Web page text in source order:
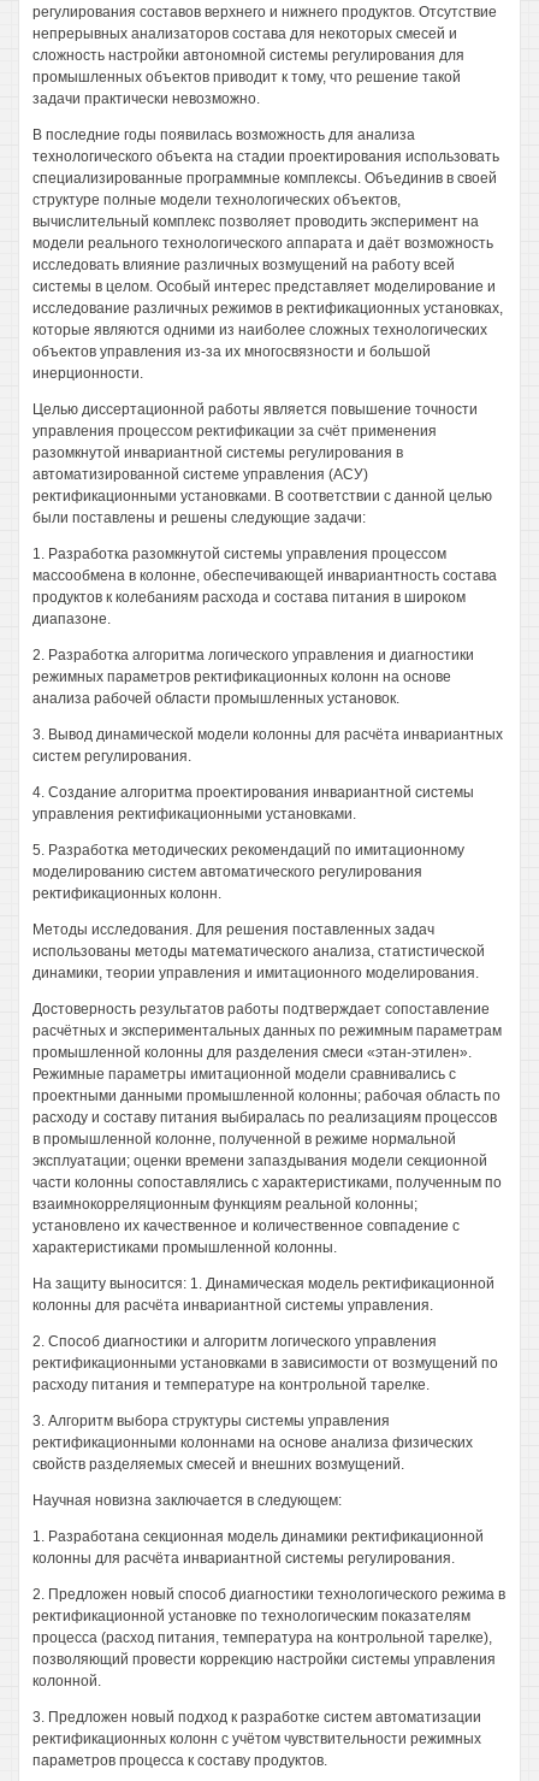
регулирования составов верхнего и нижнего продуктов. Отсутствие
непрерывных анализаторов состава для некоторых смесей и
сложность настройки автономной системы регулирования для
промышленных объектов приводит к тому, что решение такой
задачи практически невозможно.
В последние годы появилась возможность для анализа
технологического объекта на стадии проектирования использовать
специализированные программные комплексы. Объединив в своей
структуре полные модели технологических объектов,
вычислительный комплекс позволяет проводить эксперимент на
модели реального технологического аппарата и даёт возможность
исследовать влияние различных возмущений на работу всей
системы в целом. Особый интерес представляет моделирование и
исследование различных режимов в ректификационных установках,
которые являются одними из наиболее сложных технологических
объектов управления из-за их многосвязности и большой
инерционности.
Целью диссертационной работы является повышение точности
управления процессом ректификации за счёт применения
разомкнутой инвариантной системы регулирования в
автоматизированной системе управления (АСУ)
ректификационными установками. В соответствии с данной целью
были поставлены и решены следующие задачи:
1. Разработка разомкнутой системы управления процессом
массообмена в колонне, обеспечивающей инвариантность состава
продуктов к колебаниям расхода и состава питания в широком
диапазоне.
2. Разработка алгоритма логического управления и диагностики
режимных параметров ректификационных колонн на основе
анализа рабочей области промышленных установок.
3. Вывод динамической модели колонны для расчёта инвариантных
систем регулирования.
4. Создание алгоритма проектирования инвариантной системы
управления ректификационными установками.
5. Разработка методических рекомендаций по имитационному
моделированию систем автоматического регулирования
ректификационных колонн.
Методы исследования. Для решения поставленных задач
использованы методы математического анализа, статистической
динамики, теории управления и имитационного моделирования.
Достоверность результатов работы подтверждает сопоставление
расчётных и экспериментальных данных по режимным параметрам
промышленной колонны для разделения смеси «этан-этилен».
Режимные параметры имитационной модели сравнивались с
проектными данными промышленной колонны; рабочая область по
расходу и составу питания выбиралась по реализациям процессов
в промышленной колонне, полученной в режиме нормальной
эксплуатации; оценки времени запаздывания модели секционной
части колонны сопоставлялись с характеристиками, полученным по
взаимнокорреляционным функциям реальной колонны;
установлено их качественное и количественное совпадение с
характеристиками промышленной колонны.
На защиту выносится: 1. Динамическая модель ректификационной
колонны для расчёта инвариантной системы управления.
2. Способ диагностики и алгоритм логического управления
ректификационными установками в зависимости от возмущений по
расходу питания и температуре на контрольной тарелке.
3. Алгоритм выбора структуры системы управления
ректификационными колоннами на основе анализа физических
свойств разделяемых смесей и внешних возмущений.
Научная новизна заключается в следующем:
1. Разработана секционная модель динамики ректификационной
колонны для расчёта инвариантной системы регулирования.
2. Предложен новый способ диагностики технологического режима в
ректификационной установке по технологическим показателям
процесса (расход питания, температура на контрольной тарелке),
позволяющий провести коррекцию настройки системы управления
колонной.
3. Предложен новый подход к разработке систем автоматизации
ректификационных колонн с учётом чувствительности режимных
параметров процесса к составу продуктов.